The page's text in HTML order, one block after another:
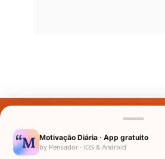
Nomes pelo Mundo
Motivação Diária · App gratuito
by Pensador · iOS & Android